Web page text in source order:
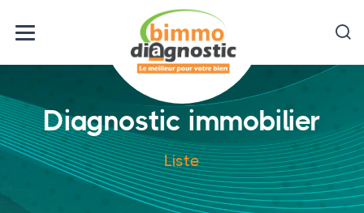
Diagnostic immobilier
Liste